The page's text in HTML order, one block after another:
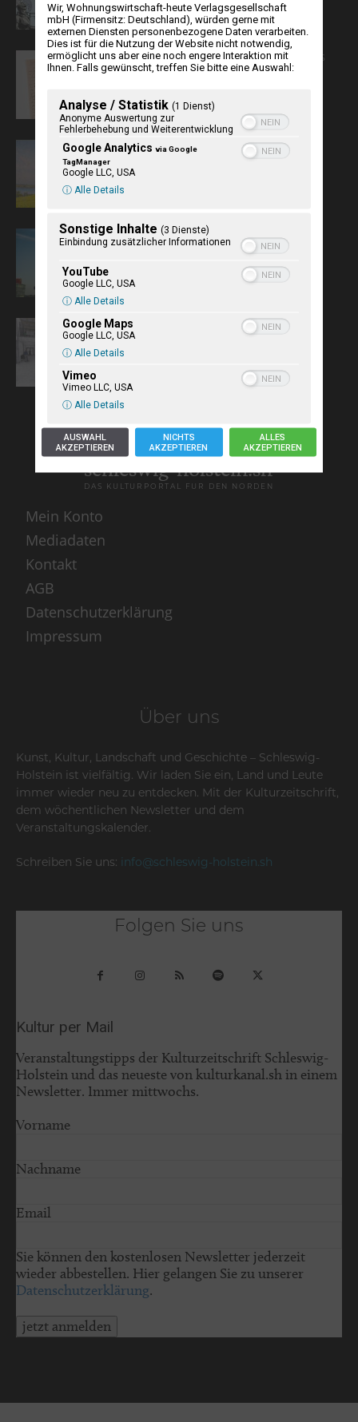
Die Sylter Novelle – Ein vergessenes
Fragment von Theodor Storm
As de Künstler in Möltenort un
Barsbek in’e Natur tohuus weern
NUKLEUS Kiel
Steinzeitpark Dithmarschen in
Albersdorf
schleswig-holstein.sh
DAS KULTURPORTAL FÜR DEN NORDEN
Mein Konto
Mediadaten
Kontakt
AGB
Datenschutzerklärung
Impressum
Über uns
Kunst, Kultur, Landschaft und Geschichte – Schleswig-
Holstein ist vielfältig. Wir laden Sie ein, Land und Leute
immer wieder neu zu entdecken. Mit der Kulturzeitschrift,
dem wöchentlichen Newsletter und dem
Veranstaltungskalender.
Schreiben Sie uns: info@schleswig-holstein.sh
Folgen Sie uns
Kultur per Mail
Veranstaltungstipps der Kulturzeitschrift Schleswig-
Holstein und das neueste von kulturkanal.sh in einem
Newsletter. Immer mittwochs.
Vorname
Nachname
Email
Sie können den kostenlosen Newsletter jederzeit
wieder abbestellen. Hier gelangen Sie zu unserer
Datenschutzerklärung.
jetzt anmelden
Wir, Wohnungswirtschaft-heute Verlagsgesellschaft
mbH (Firmensitz: Deutschland), würden gerne mit
externen Diensten personenbezogene Daten verarbeiten.
Dies ist für die Nutzung der Website nicht notwendig,
ermöglicht uns aber eine noch engere Interaktion mit
Ihnen. Falls gewünscht, treffen Sie bitte eine Auswahl:
Analyse / Statistik (1 Dienst)
Anonyme Auswertung zur
Fehlerbehebung und Weiterentwicklung
Google Analytics via Google
TagManager
Google LLC, USA
ⓘ Alle Details
Sonstige Inhalte (3 Dienste)
Einbindung zusätzlicher Informationen
YouTube
Google LLC, USA
ⓘ Alle Details
Google Maps
Google LLC, USA
ⓘ Alle Details
Vimeo
Vimeo LLC, USA
ⓘ Alle Details
AUSWAHL
AKZEPTIEREN
NICHTS
AKZEPTIEREN
ALLES
AKZEPTIEREN